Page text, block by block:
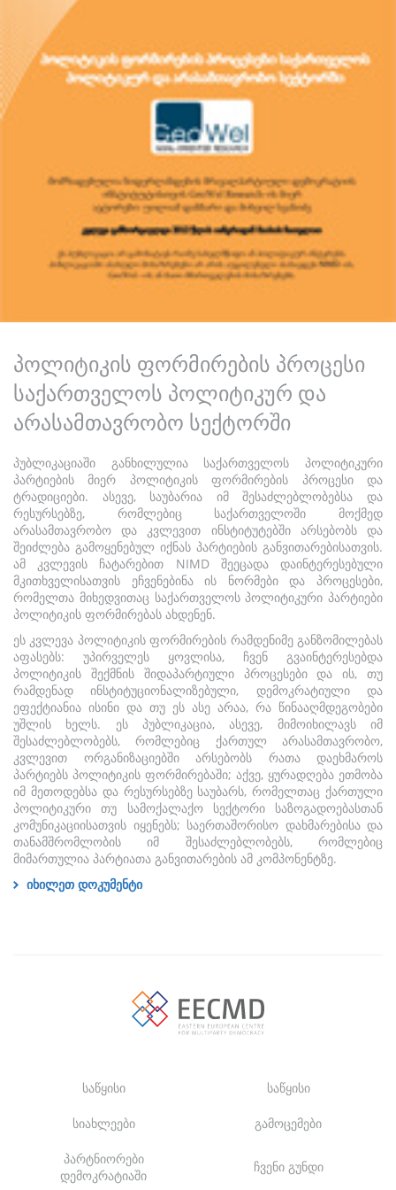
პოლიტიკის ფორმირების პროცესი
საქართველოს პოლიტიკურ და
არასამთავრობო სექტორში
პუბლიკაციაში განხილულია საქართველოს პოლიტიკური
პარტიების მიერ პოლიტიკის ფორმირების პროცესი და
ტრადიციები. ასევე, საუბარია იმ შესაძლებლობებსა და
რესურსებზე, რომლებიც საქართველოში მოქმედ
არასამთავრობო და კვლევით ინსტიტუტებში არსებობს და
შეიძლება გამოყენებულ იქნას პარტიების განვითარებისათვის.
ამ კვლევის ჩატარებით NIMD შეეცადა დაინტერესებული
მკითხველისათვის ეჩვენებინა ის ნორმები და პროცესები,
რომელთა მიხედვითაც საქართველოს პოლიტიკური პარტიები
პოლიტიკის ფორმირებას ახდენენ.
ეს კვლევა პოლიტიკის ფორმირების რამდენიმე განზომილებას
აფასებს: უპირველეს ყოვლისა, ჩვენ გვაინტერესებდა
პოლიტიკის შექმნის შიდაპარტიული პროცესები და ის, თუ
რამდენად ინსტიტუციონალიზებული, დემოკრატიული და
ეფექტიანია ისინი და თუ ეს ასე არაა, რა წინააღმდეგობები
უშლის ხელს. ეს პუბლიკაცია, ასევე, მიმოიხილავს იმ
შესაძლებლობებს, რომლებიც ქართულ არასამთავრობო,
კვლევით ორგანიზაციებში არსებობს რათა დაეხმაროს
პარტიებს პოლიტიკის ფორმირებაში; აქვე, ყურადღება ეთმობა
იმ მეთოდებსა და რესურსებზე საუბარს, რომელთაც ქართული
პოლიტიკური თუ სამოქალაქო სექტორი საზოგადოებასთან
კომუნიკაციისათვის იყენებს; საერთაშორისო დახმარებისა და
თანამშრომლობის იმ შესაძლებლობებს, რომლებიც
მიმართულია პარტიათა განვითარების ამ კომპონენტზე.
იხილეთ დოკუმენტი
საწყისი საწყისი
სიახლეები გამოცემები
პარტნიორები
დემოკრატიაში
ჩვენი გუნდი